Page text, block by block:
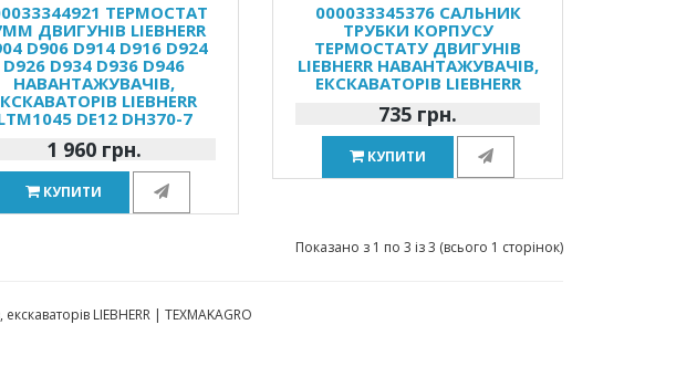
ТЕРМОСТАТ
ДВИГУНІВ LIEBHERR
D906 D914 D916 D924
D926 D934 D936 D946
НАВАНТАЖУВАЧІВ,
LIEBHERR
DE12 DH370-7
1 960 грн.
КУПИТИ
000033345376 САЛЬНИК
ТРУБКИ КОРПУСУ
ТЕРМОСТАТУ ДВИГУНІВ
LIEBHERR НАВАНТАЖУВАЧІВ,
ЕКСКАВАТОРІВ LIEBHERR
735 грн.
КУПИТИ
Показано з 1 по 3 із 3 (всього 1 сторінок)
LIEBHERR | TEXMAKAGRO